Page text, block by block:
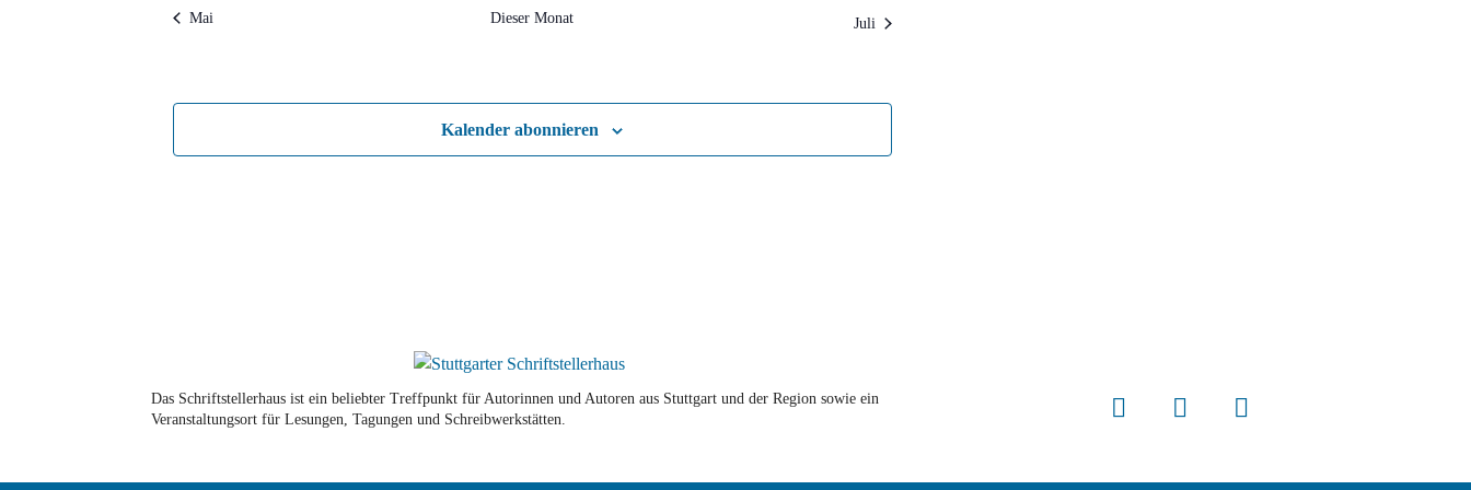
Mai Dieser Monat Juli
Kalender abonnieren
Das Schriftstellerhaus ist ein beliebter Treffpunkt für Autorinnen und Autoren aus Stuttgart und der Region sowie ein
Veranstaltungsort für Lesungen, Tagungen und Schreibwerkstätten.